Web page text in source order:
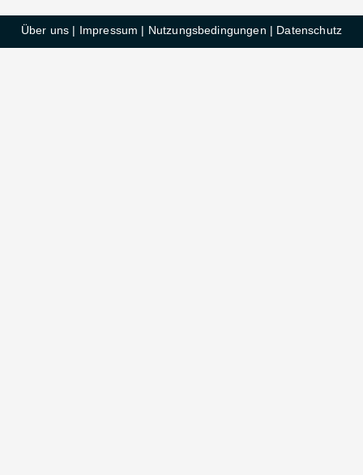
Über uns | Impressum | Nutzungsbedingungen | Datenschutz